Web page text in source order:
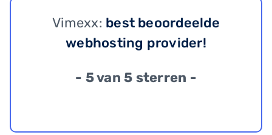
Vimexx: best beoordeelde
webhosting provider!
- 5 van 5 sterren -